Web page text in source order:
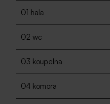
01 hala
02 wc
03 koupelna
04 komora